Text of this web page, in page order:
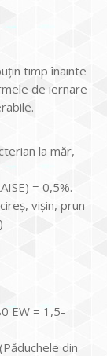
timp înainte
de iernare
la măr,
= 0,5%.
vişin, prun
EW = 1,5-
din